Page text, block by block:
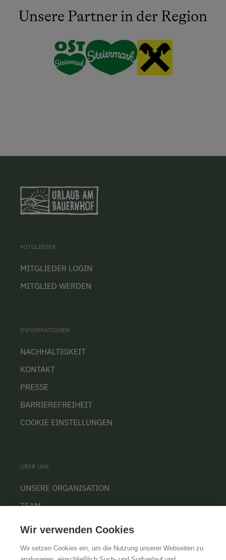
Unsere Partner in der Region
MITGLIEDER
MITGLIEDER LOGIN
MITGLIED WERDEN
INFORMATIONEN
NACHHALTIGKEIT
KONTAKT
PRESSE
BARRIEREFREIHEIT
COOKIE EINSTELLUNGEN
ÜBER UNS
UNSERE ORGANISATION
TEAM
Wir verwenden Cookies
Wir setzen Cookies ein, um die Nutzung unserer Webseiten zu